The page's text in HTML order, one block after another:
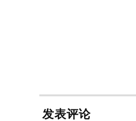
发表评论